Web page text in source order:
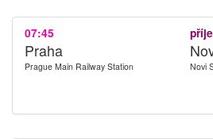
07:45
Praha
Prague Main Railway Station Novi